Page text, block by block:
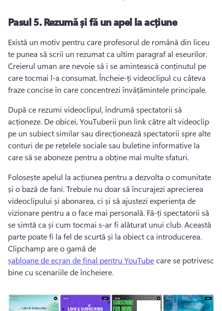
Pasul 5.Rezumă și fă un apel la acțiune
Există un motiv pentru care profesorul de română din liceu
Creierul uman are nevoie să i se amintească conținutul pe
care tocmai l-a consumat. Încheie-ți videoclipul cu câteva
fraze concise în care concentrezi învățămintele principale.
După ce rezumi videoclipul, îndrumă spectatorii să
acționeze. De obicei, YouTuberii pun link către alt videoclip
pe un subiect similar sau direcționează spectatorii spre alte
conturi de pe rețelele sociale sau buletine informative la
care să se aboneze pentru a obține mai multe sfaturi.
Folosește apelul la acțiunea pentru a dezvolta o comunitate
și o bază de fani. Trebuie nu doar să încurajezi aprecierea
videoclipului și abonarea, ci și să ajustezi experiența de
vizionare pentru a o face mai personală. Fă-ți spectatorii să
se simtă ca și cum tocmai s-ar fi alăturat unui club. Această
Clipchamp are o gamă de
șabloane de ecran de final pentru YouTube care se potrivesc
bine cu scenariile de încheiere.